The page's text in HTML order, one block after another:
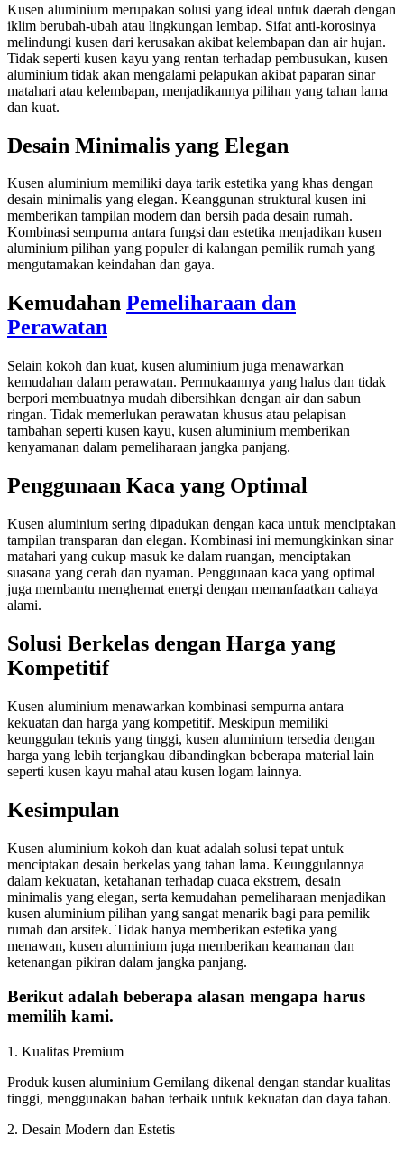
Kusen aluminium merupakan solusi yang ideal untuk daerah dengan
iklim berubah-ubah atau lingkungan lembap. Sifat anti-korosinya
melindungi kusen dari kerusakan akibat kelembapan dan air hujan.
Tidak seperti kusen kayu yang rentan terhadap pembusukan, kusen
aluminium tidak akan mengalami pelapukan akibat paparan sinar
matahari atau kelembapan, menjadikannya pilihan yang tahan lama
dan kuat.
Desain Minimalis yang Elegan
Kusen aluminium memiliki daya tarik estetika yang khas dengan
desain minimalis yang elegan. Keanggunan struktural kusen ini
memberikan tampilan modern dan bersih pada desain rumah.
Kombinasi sempurna antara fungsi dan estetika menjadikan kusen
aluminium pilihan yang populer di kalangan pemilik rumah yang
mengutamakan keindahan dan gaya.
Kemudahan Pemeliharaan dan
Perawatan
Selain kokoh dan kuat, kusen aluminium juga menawarkan
kemudahan dalam perawatan. Permukaannya yang halus dan tidak
berpori membuatnya mudah dibersihkan dengan air dan sabun
ringan. Tidak memerlukan perawatan khusus atau pelapisan
tambahan seperti kusen kayu, kusen aluminium memberikan
kenyamanan dalam pemeliharaan jangka panjang.
Penggunaan Kaca yang Optimal
Kusen aluminium sering dipadukan dengan kaca untuk menciptakan
tampilan transparan dan elegan. Kombinasi ini memungkinkan sinar
matahari yang cukup masuk ke dalam ruangan, menciptakan
suasana yang cerah dan nyaman. Penggunaan kaca yang optimal
juga membantu menghemat energi dengan memanfaatkan cahaya
alami.
Solusi Berkelas dengan Harga yang
Kompetitif
Kusen aluminium menawarkan kombinasi sempurna antara
kekuatan dan harga yang kompetitif. Meskipun memiliki
keunggulan teknis yang tinggi, kusen aluminium tersedia dengan
harga yang lebih terjangkau dibandingkan beberapa material lain
seperti kusen kayu mahal atau kusen logam lainnya.
Kesimpulan
Kusen aluminium kokoh dan kuat adalah solusi tepat untuk
menciptakan desain berkelas yang tahan lama. Keunggulannya
dalam kekuatan, ketahanan terhadap cuaca ekstrem, desain
minimalis yang elegan, serta kemudahan pemeliharaan menjadikan
kusen aluminium pilihan yang sangat menarik bagi para pemilik
rumah dan arsitek. Tidak hanya memberikan estetika yang
menawan, kusen aluminium juga memberikan keamanan dan
ketenangan pikiran dalam jangka panjang.
Berikut adalah beberapa alasan mengapa harus
memilih kami.
1. Kualitas Premium
Produk kusen aluminium Gemilang dikenal dengan standar kualitas
tinggi, menggunakan bahan terbaik untuk kekuatan dan daya tahan.
2. Desain Modern dan Estetis